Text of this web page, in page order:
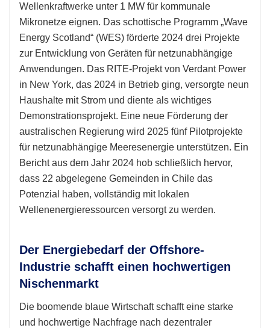
Wellenkraftwerke unter 1 MW für kommunale
Mikronetze eignen. Das schottische Programm „Wave
Energy Scotland“ (WES) förderte 2024 drei Projekte
zur Entwicklung von Geräten für netzunabhängige
Anwendungen. Das RITE-Projekt von Verdant Power
in New York, das 2024 in Betrieb ging, versorgte neun
Haushalte mit Strom und diente als wichtiges
Demonstrationsprojekt. Eine neue Förderung der
australischen Regierung wird 2025 fünf Pilotprojekte
für netzunabhängige Meeresenergie unterstützen. Ein
Bericht aus dem Jahr 2024 hob schließlich hervor,
dass 22 abgelegene Gemeinden in Chile das
Potenzial haben, vollständig mit lokalen
Wellenenergieressourcen versorgt zu werden.
Der Energiebedarf der Offshore-
Industrie schafft einen hochwertigen
Nischenmarkt
Die boomende blaue Wirtschaft schafft eine starke
und hochwertige Nachfrage nach dezentraler